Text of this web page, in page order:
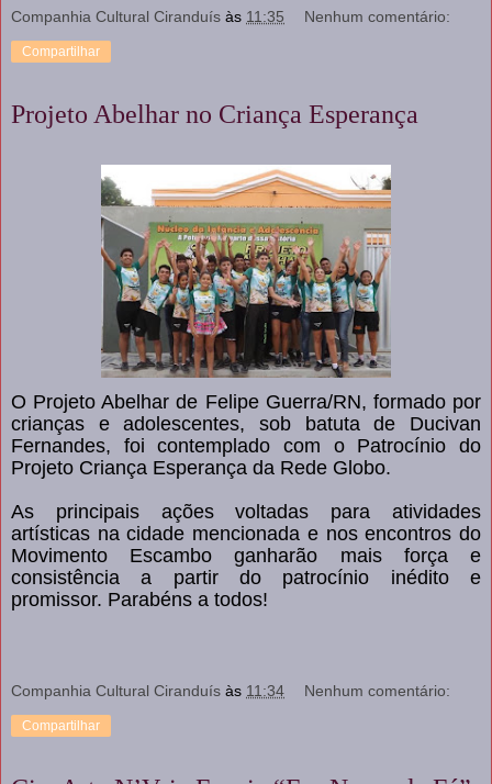
Companhia Cultural Ciranduís às 11:35 Nenhum comentário:
Compartilhar
Projeto Abelhar no Criança Esperança
O Projeto Abelhar de Felipe Guerra/RN, formado por
crianças e adolescentes, sob batuta de Ducivan
Fernandes, foi contemplado com o Patrocínio do
Projeto Criança Esperança da Rede Globo.
As principais ações voltadas para atividades
artísticas na cidade mencionada e nos encontros do
Movimento Escambo ganharão mais força e
consistência a partir do patrocínio inédito e
promissor. Parabéns a todos!
Companhia Cultural Ciranduís às 11:34 Nenhum comentário:
Compartilhar